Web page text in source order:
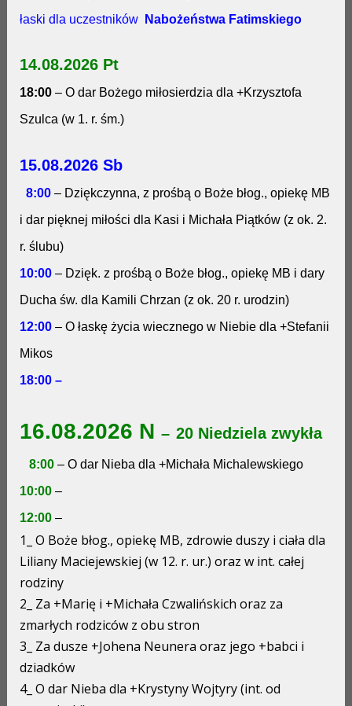
łaski dla uczestnikówNabożeństwa Fatimskiego
14.08.2026 Pt
18:00 – O dar Bożego miłosierdzia dla +Krzysztofa
Szulca (w 1. r. śm.)
15.08.2026 Sb
8:00 – Dziękczynna, z prośbą o Boże błog., opiekę MB
i dar pięknej miłości dla Kasi i Michała Piątków (z ok. 2.
r. ślubu)
10:00 – Dzięk. z prośbą o Boże błog., opiekę MB i dary
Ducha św. dla Kamili Chrzan (z ok. 20 r. urodzin)
12:00 – O łaskę życia wiecznego w Niebie dla +Stefanii
Mikos
18:00 –
16.08.2026 N – 20 Niedziela zwykła
8:00 – O dar Nieba dla +Michała Michalewskiego
10:00 –
12:00 –
1_ O Boże błog., opiekę MB, zdrowie duszy i ciała dla
Liliany Maciejewskiej (w 12. r. ur.) oraz w int. całej
rodziny
2_ Za +Marię i +Michała Czwalińskich oraz za
zmarłych rodziców z obu stron
3_ Za dusze +Johena Neunera oraz jego +babci i
dziadków
4_ O dar Nieba dla +Krystyny Wojtyry (int. od